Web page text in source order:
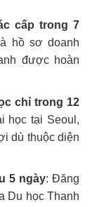
cấp trong 7
hồ sơ doanh
được hoàn
chỉ trong 12
học tại Seoul,
dù thuộc diện
5 ngày: Đăng
Du học Thanh